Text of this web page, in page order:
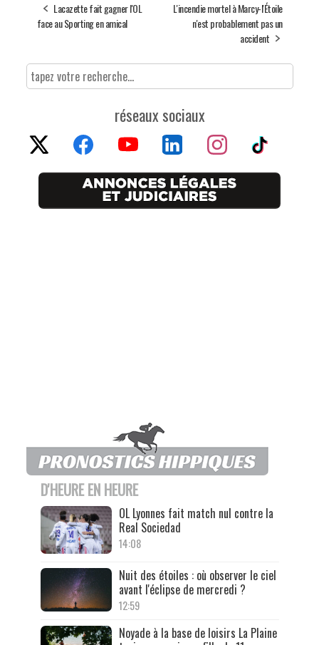
Lacazette fait gagner l'OL
face au Sporting en amical
L'incendie mortel à Marcy-l'Étoile
n'est probablement pas un
accident
réseaux sociaux
D'HEURE EN HEURE
OL Lyonnes fait match nul contre la
Real Sociedad
14:08
Nuit des étoiles : où observer le ciel
avant l'éclipse de mercredi ?
12:59
Noyade à la base de loisirs La Plaine